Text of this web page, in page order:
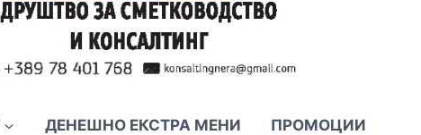
ДЕНЕШНО ЕКСТРА МЕНИ ПРОМОЦИИ